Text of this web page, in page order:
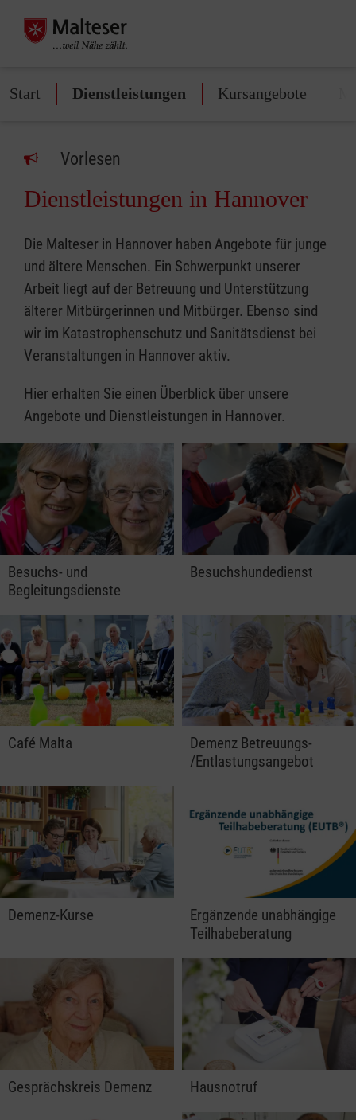
Start Dienstleistungen Kursangebote
Vorlesen
Dienstleistungen in Hannover
Die Malteser in Hannover haben Angebote für junge
und ältere Menschen. Ein Schwerpunkt unserer
Arbeit liegt auf der Betreuung und Unterstützung
älterer Mitbürgerinnen und Mitbürger. Ebenso sind
wir im Katastrophenschutz und Sanitätsdienst bei
Veranstaltungen in Hannover aktiv.
Hier erhalten Sie einen Überblick über unsere
Angebote und Dienstleistungen in Hannover.
Besuchs- und
Begleitungsdienste
Besuchshundedienst
Café Malta
Demenz Betreuungs-
/Entlastungsangebot
Demenz-Kurse
Ergänzende unabhängige
Teilhabeberatung
Gesprächskreis Demenz Hausnotruf